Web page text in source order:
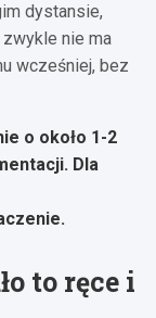
dystansie,
nie ma
wcześniej, bez
o około 1-2
Dla
to ręce i